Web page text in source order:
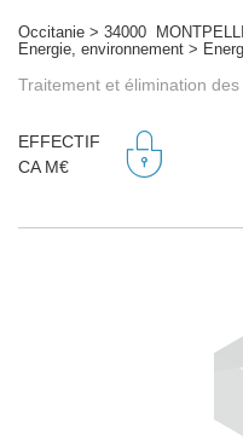
Occitanie > 34000
Energie, environnement >
Traitement et élimination
EFFECTIF
CA M€